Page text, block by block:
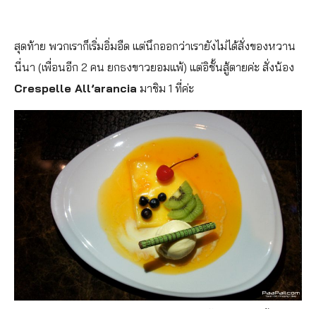
สุดท้าย พวกเราก็เริ่มอิ่มอืด แต่นึกออกว่าเรายังไม่ได้สั่งของหวาน
นี่นา (เพื่อนอีก 2 คน ยกธงขาวยอมแพ้) แต่อิชั้นสู้ตายค่ะ สั่งน้อง
Crespelle All’arancia มาชิม 1 ที่ค่ะ